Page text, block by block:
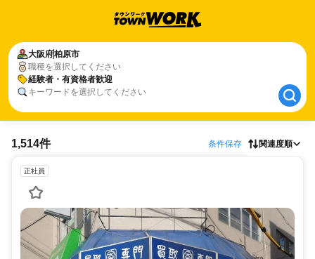
大阪府柏原市
職種を選択してください
経験者・有資格者歓迎
キーワードを選択してください
大阪府柏原市
経験者・有資格者歓迎
1,514件 条件保存 関連度順
正社員